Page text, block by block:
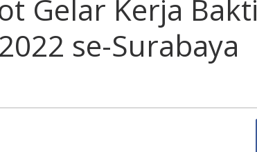
Gelar Kerja Bakti
se-Surabaya